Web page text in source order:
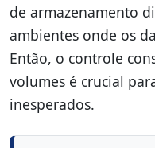
de armazenamento
ambientes onde os
Então, o controle
volumes é crucial
inesperados.